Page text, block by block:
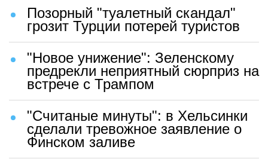
Позорный "туалетный скандал"
грозит Турции потерей туристов
"Новое унижение": Зеленскому
предрекли неприятный сюрприз на
встрече с Трампом
"Считаные минуты": в Хельсинки
сделали тревожное заявление о
Финском заливе